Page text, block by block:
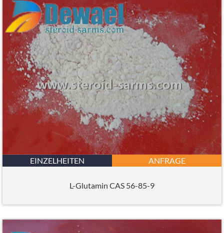
EINZELHEITEN ANFRAGE
L-Glutamin CAS 56-85-9